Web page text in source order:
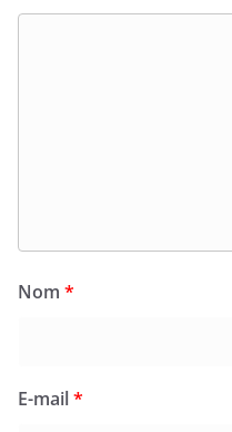
Nom *
E-mail*